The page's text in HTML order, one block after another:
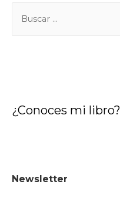
¿Conoces mi libro?
Newsletter